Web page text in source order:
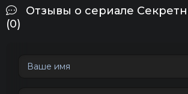
Отзывы о сериале
(0)